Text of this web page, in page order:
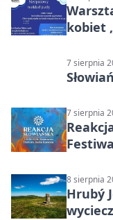
kobiet
7 sierpnia
7 sierpnia
8 sierpnia
Hrubý